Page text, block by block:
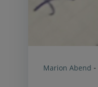
Marion Abend -